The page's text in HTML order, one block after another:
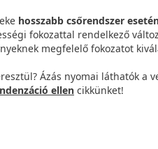
hosszabb csőrendszer
fokozattal rendelkező
megfelelő fokozatot
Ázás nyomai láthatók a
ellen cikkünket!